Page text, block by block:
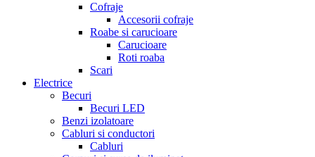
Cofraje
Accesorii cofraje
Roabe si carucioare
Carucioare
Roti roaba
Scari
Electrice
Becuri
Becuri LED
Benzi izolatoare
Cabluri si conductori
Cabluri